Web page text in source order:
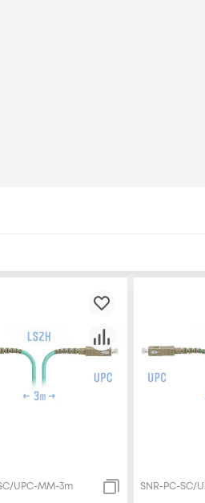
UPC-MM-3m SNR-PC-SC/